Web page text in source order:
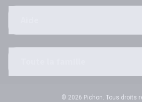
© 2026 Pichon. Tous droits